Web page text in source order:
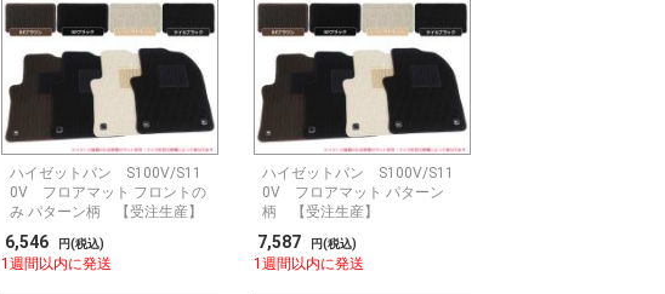
ハイゼットバン S100V/S11
0V フロアマット フロントの
み パターン柄 【受注生産】
6,546 円(税込)
1週間以内に発送
ハイゼットバン S100V/S11
0V フロアマット パターン
柄 【受注生産】
7,587 円(税込)
1週間以内に発送